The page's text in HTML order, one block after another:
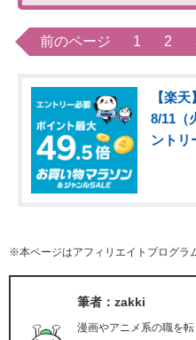
前のページ 1 2
【楽
8/11（
ントリ
※本ページはアフィリエイトプログラ
筆者：zakki
漫画やアニメ系の職を